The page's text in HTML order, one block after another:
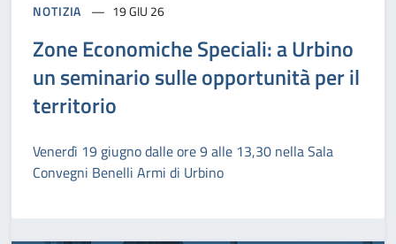
NOTIZIA 19 GIU 26
Zone Economiche Speciali: a Urbino
un seminario sulle opportunità per il
territorio
Venerdì 19 giugno dalle ore 9 alle 13,30 nella Sala
Convegni Benelli Armi di Urbino